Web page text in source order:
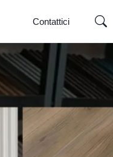
Contattici